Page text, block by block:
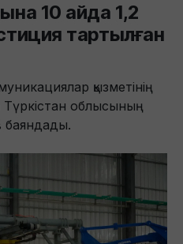
10 айда 1,2
тартылған
қызметінің
облысының
баяндады.